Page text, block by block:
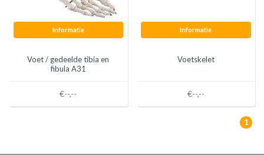
Informatie
Voet / gedeelde tibia en
fibula A31
€--,--
Informatie
Voetskelet
€--,--
1